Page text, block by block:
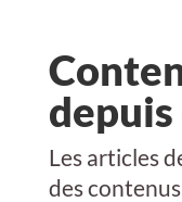
depuis
Les articles
des